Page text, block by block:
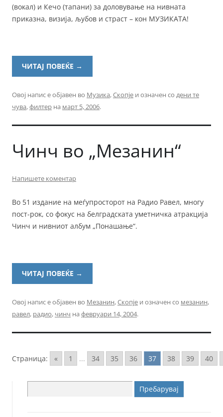
(вокал) и Кечо (тапани) за доловување на нивната
приказна, визија, љубов и страст – кон МУЗИКАТА!
ЧИТАЈ ПОВЕЌЕ →
Овој напис е објавен во Музика,Скопје и означен со дени те
чува,филтер на март 5, 2006.
Чинч во „Мезанин“
Напишете коментар
Во 51 издание на меѓупросторот на Радио Равел, многу
пост-рок, со фокус на белградската уметничка атракција
Чинч и нивниот албум „Понашање“.
ЧИТАЈ ПОВЕЌЕ →
Овој напис е објавен во Мезанин,Скопје и означен со мезанин,
равел, радио, чинч на февруари 14, 2004.
Страница: « 1 ... 34 35 36 37 38 39 40
за: